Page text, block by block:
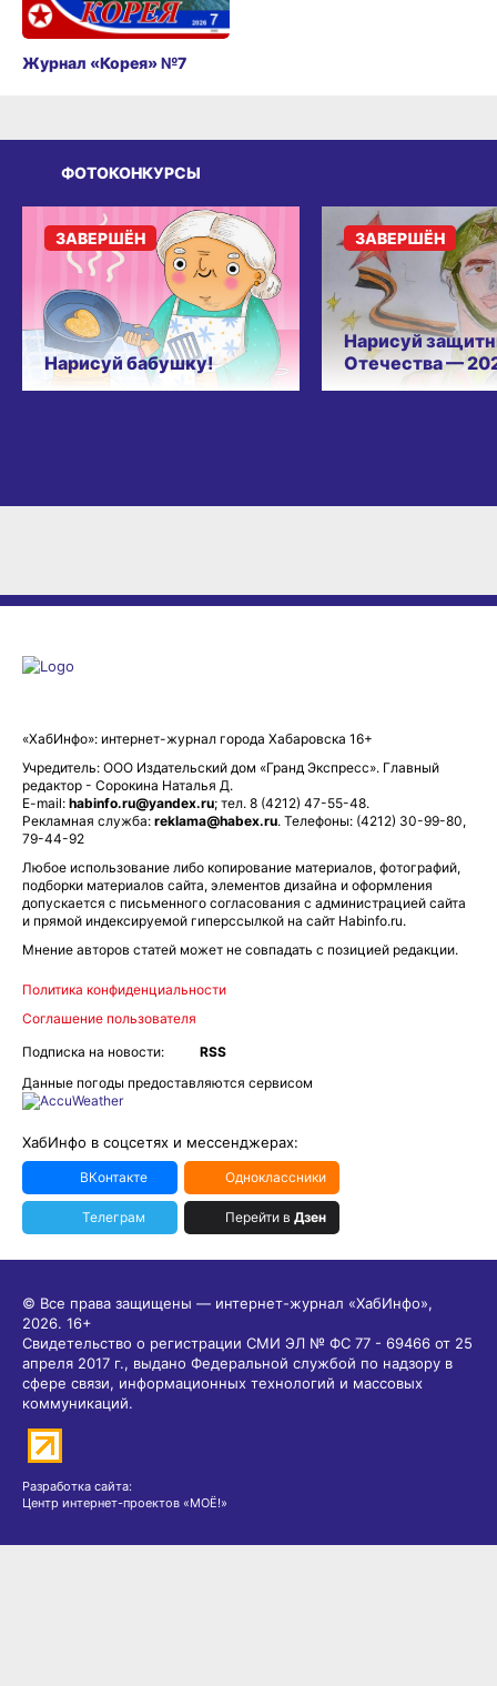
Журнал «Корея» №7
ФОТОКОНКУРСЫ
Нарисуй бабушку!
ЗАВЕРШЁН
Нарисуй
Отечества —
ЗАВЕРШЁН
«ХабИнфо»: интернет-журнал города Хабаровска 16+
Учредитель: ООО Издательский дом «Гранд Экспресс». Главный
редактор - Сорокина Наталья Д.
E-mail: habinfo.ru@yandex.ru; тел. 8 (4212) 47-55-48.
Рекламная служба: reklama@habex.ru. Телефоны: (4212) 30-99-80,
79-44-92
Любое использование либо копирование материалов, фотографий,
подборки материалов сайта, элементов дизайна и оформления
допускается с письменного согласования с администрацией сайта
и прямой индексируемой гиперссылкой на сайт Habinfo.ru.
Мнение авторов статей может не совпадать с позицией редакции.
Политика конфиденциальности
Соглашение пользователя
Подписка на новости:
RSS
Данные погоды предоставляются сервисом
ХабИнфо в соцсетях и мессенджерах:
ВКонтакте Одноклассники
Телеграм Перейти в Дзен
© Все права защищены — интернет-журнал «ХабИнфо»,
2026. 16+
Свидетельство о регистрации СМИ ЭЛ № ФС 77 - 69466 от 25
апреля 2017 г., выдано Федеральной службой по надзору в
сфере связи, информационных технологий и массовых
коммуникаций.
Разработка сайта:
Центр интернет-проектов «МОЁ!»